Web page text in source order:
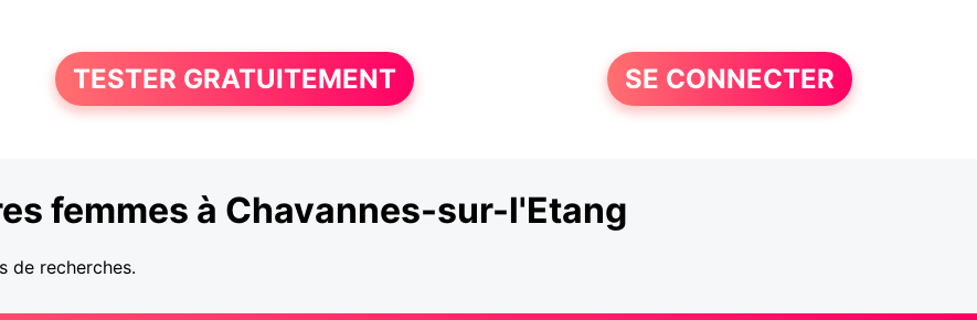
TESTER GRATUITEMENT SE CONNECTER
femmes à Chavannes-sur-l'Etang
de recherches.